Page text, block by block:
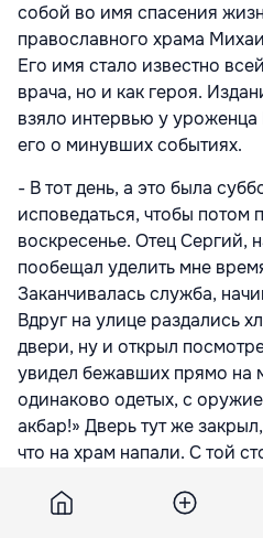
собой во имя спасения
православного храма
Его имя стало известно
врача, но и как героя.
взяло интервью у
его о минувших событиях.
- В тот день, а это была
исповедаться, чтобы потом
воскресенье. Отец Сергий,
пообещал уделить мне
Заканчивалась служба,
Вдруг на улице раздались
двери, ну и открыл
увидел бежавших прямо на
одинаково одетых, с
акбар!» Дверь тут же
что на храм напали. С той
Как говорит сам Федор, в
подбежал отец Сергий и